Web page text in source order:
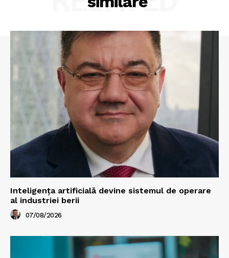
Inteligența artificială devine sistemul de operare
al industriei berii
07/08/2026